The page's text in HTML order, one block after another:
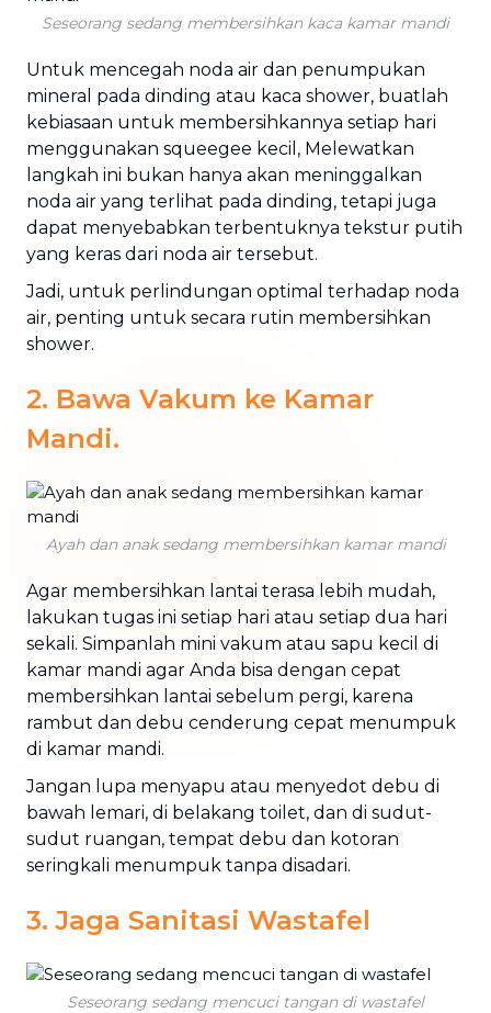
Seseorang sedang membersihkan kaca kamar mandi
Untuk mencegah noda air dan penumpukan
mineral pada dinding atau kaca shower, buatlah
kebiasaan untuk membersihkannya setiap hari
menggunakan squeegee kecil, Melewatkan
langkah ini bukan hanya akan meninggalkan
noda air yang terlihat pada dinding, tetapi juga
dapat menyebabkan terbentuknya tekstur putih
yang keras dari noda air tersebut.
Jadi, untuk perlindungan optimal terhadap noda
air, penting untuk secara rutin membersihkan
shower.
2. Bawa Vakum ke Kamar
Mandi.
Ayah dan anak sedang membersihkan kamar mandi
Agar membersihkan lantai terasa lebih mudah,
lakukan tugas ini setiap hari atau setiap dua hari
sekali. Simpanlah mini vakum atau sapu kecil di
kamar mandi agar Anda bisa dengan cepat
membersihkan lantai sebelum pergi, karena
rambut dan debu cenderung cepat menumpuk
di kamar mandi.
Jangan lupa menyapu atau menyedot debu di
bawah lemari, di belakang toilet, dan di sudut-
sudut ruangan, tempat debu dan kotoran
seringkali menumpuk tanpa disadari.
3. Jaga Sanitasi Wastafel
Seseorang sedang mencuci tangan di wastafel